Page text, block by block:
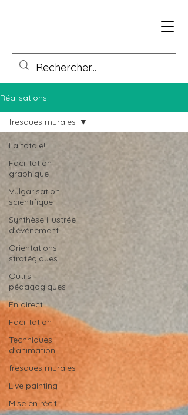
Réalisations
La totale!
Facilitation
graphique
Vulgarisation
scientifique
Synthèse illustrée
d'événement
Orientations
stratégiques
Outils
pédagogiques
En direct
Facilitation
Techniques
d'animation
fresques murales
Live painting
Mise en récit
fresques murales